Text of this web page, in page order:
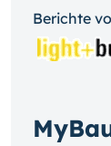
Berichte